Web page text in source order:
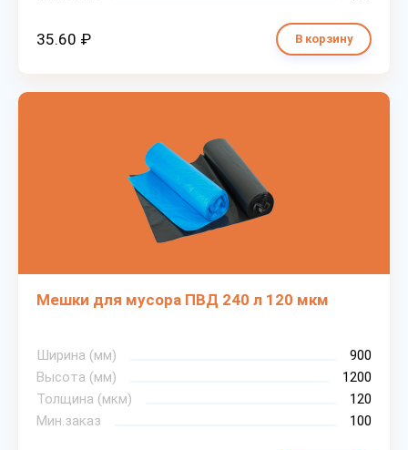
35.60 ₽ В корзину
Мешки для мусора ПВД 240 л 120 мкм
Ширина (мм)
900
Высота (мм)
1200
Толщина (мкм)
120
Мин.заказ
100